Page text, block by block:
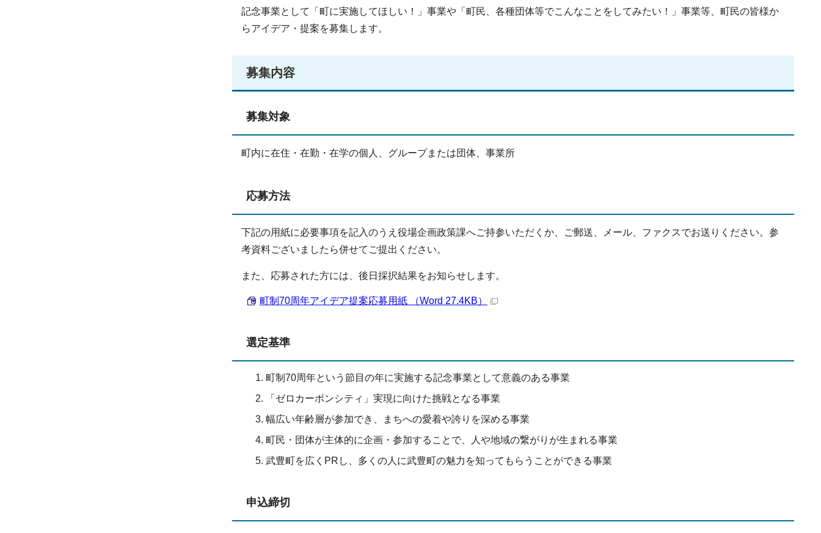
記念事業として「町に実施してほしい！」事業や「町民、各種団体等でこんなことをしてみたい！」事業等、町民の皆様か
らアイデア・提案を募集します。
募集内容
募集対象
町内に在住・在勤・在学の個人、グループまたは団体、事業所
応募方法
下記の用紙に必要事項を記入のうえ役場企画政策課へご持参いただくか、ご郵送、メール、ファクスでお送りください。参
考資料ございましたら併せてご提出ください。
また、応募された方には、後日採択結果をお知らせします。
町制70周年アイデア提案応募用紙 （Word 27.4KB）
選定基準
町制70周年という節目の年に実施する記念事業として意義のある事業
「ゼロカーボンシティ」実現に向けた挑戦となる事業
幅広い年齢層が参加でき、まちへの愛着や誇りを深める事業
町民・団体が主体的に企画・参加することで、人や地域の繋がりが生まれる事業
武豊町を広くPRし、多くの人に武豊町の魅力を知ってもらうことができる事業
申込締切